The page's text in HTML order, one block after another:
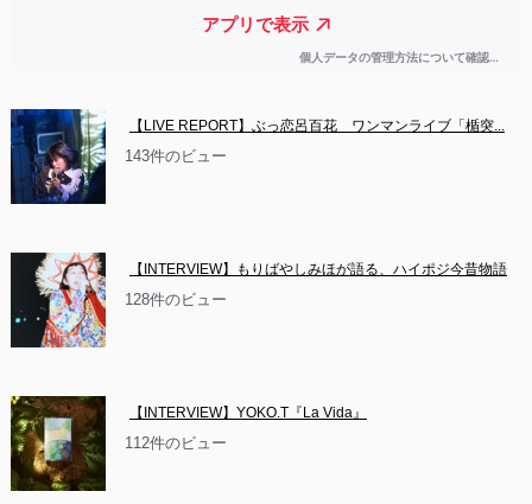
【LIVE REPORT】ぶっ恋呂百花　ワンマンライブ「楯突...
143件のビュー
【INTERVIEW】もりばやしみほが語る、ハイポジ今昔物語
128件のビュー
【INTERVIEW】YOKO.T『La Vida』
112件のビュー